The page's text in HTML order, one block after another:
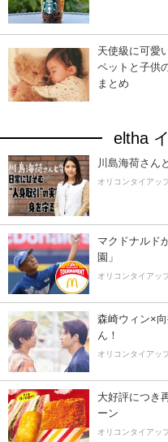
天使級に可愛
ペットと子供
まとめ
eltha
川島海荷さん
オリコンタイアッ
マクドナルド
園」
オリコンタイアッ
森崎ウィン×
ん！
オリコンタイアッ
大好評につき
ーン
オリコンタイアッ